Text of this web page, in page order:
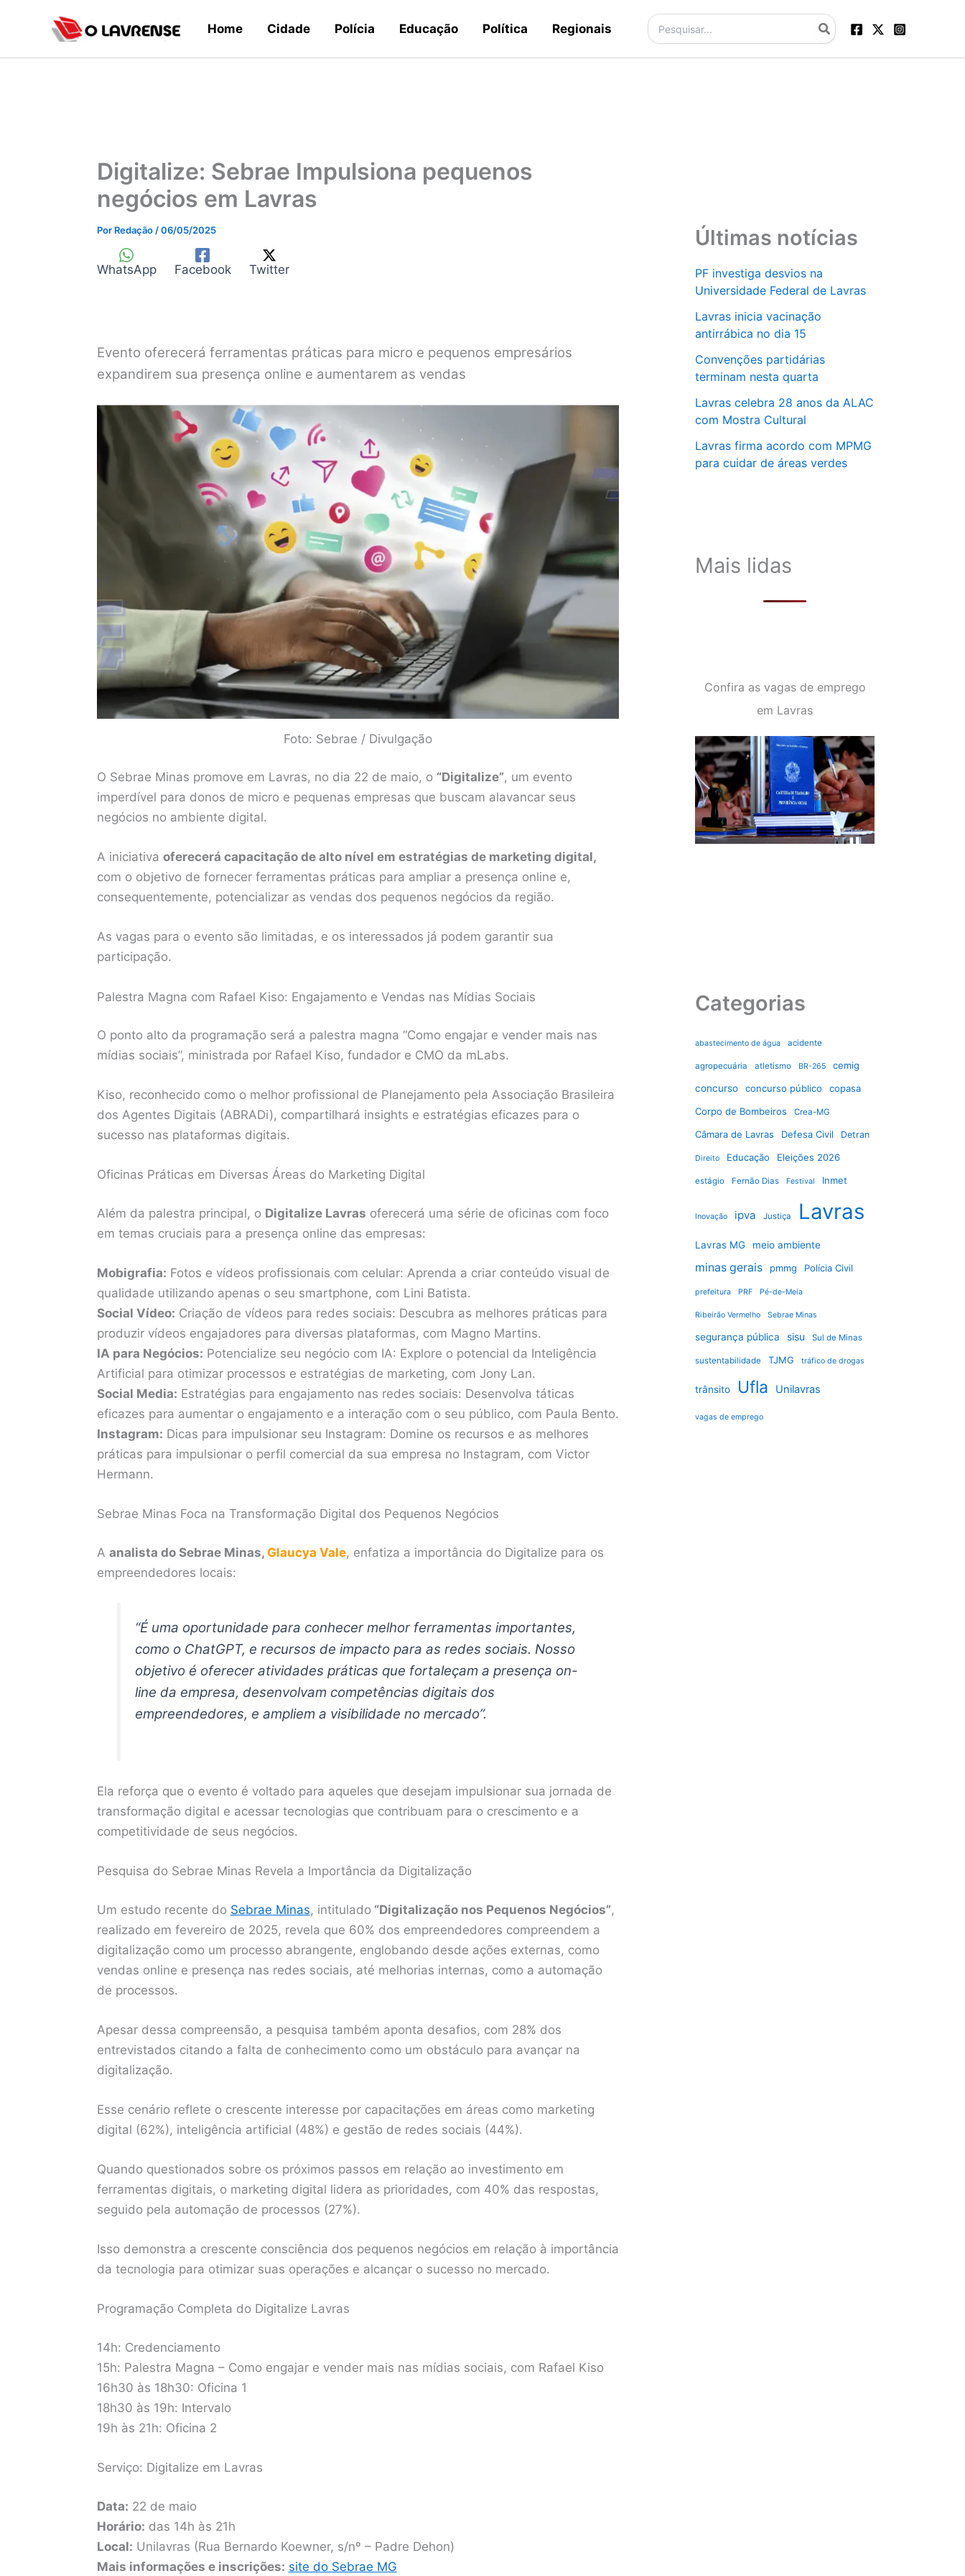
Home Cidade Polícia Educação Política Regionais
Procurar:
Digitalize: Sebrae Impulsiona pequenos
negócios em Lavras
Por Redação /06/05/2025
WhatsApp Facebook Twitter
Evento oferecerá ferramentas práticas para micro e pequenos empresários
expandirem sua presença online e aumentarem as vendas
Foto: Sebrae / Divulgação
O Sebrae Minas promove em Lavras, no dia 22 de maio, o “Digitalize”, um evento
imperdível para donos de micro e pequenas empresas que buscam alavancar seus
negócios no ambiente digital.
A iniciativa oferecerá capacitação de alto nível em estratégias de marketing digital,
com o objetivo de fornecer ferramentas práticas para ampliar a presença online e,
consequentemente, potencializar as vendas dos pequenos negócios da região.
As vagas para o evento são limitadas, e os interessados já podem garantir sua
participação.
Palestra Magna com Rafael Kiso: Engajamento e Vendas nas Mídias Sociais
O ponto alto da programação será a palestra magna “Como engajar e vender mais nas
mídias sociais”, ministrada por Rafael Kiso, fundador e CMO da mLabs.
Kiso, reconhecido como o melhor profissional de Planejamento pela Associação Brasileira
dos Agentes Digitais (ABRADi), compartilhará insights e estratégias eficazes para o
sucesso nas plataformas digitais.
Oficinas Práticas em Diversas Áreas do Marketing Digital
Além da palestra principal, o Digitalize Lavras oferecerá uma série de oficinas com foco
em temas cruciais para a presença online das empresas:
Mobigrafia: Fotos e vídeos profissionais com celular: Aprenda a criar conteúdo visual de
qualidade utilizando apenas o seu smartphone, com Lini Batista.
Social Vídeo: Criação de vídeos para redes sociais: Descubra as melhores práticas para
produzir vídeos engajadores para diversas plataformas, com Magno Martins.
IA para Negócios: Potencialize seu negócio com IA: Explore o potencial da Inteligência
Artificial para otimizar processos e estratégias de marketing, com Jony Lan.
Social Media: Estratégias para engajamento nas redes sociais: Desenvolva táticas
eficazes para aumentar o engajamento e a interação com o seu público, com Paula Bento.
Instagram: Dicas para impulsionar seu Instagram: Domine os recursos e as melhores
práticas para impulsionar o perfil comercial da sua empresa no Instagram, com Victor
Hermann.
Sebrae Minas Foca na Transformação Digital dos Pequenos Negócios
A analista do Sebrae Minas, Glaucya Vale, enfatiza a importância do Digitalize para os
empreendedores locais:
“É uma oportunidade para conhecer melhor ferramentas importantes,
como o ChatGPT, e recursos de impacto para as redes sociais. Nosso
objetivo é oferecer atividades práticas que fortaleçam a presença on-
line da empresa, desenvolvam competências digitais dos
empreendedores, e ampliem a visibilidade no mercado”.
Ela reforça que o evento é voltado para aqueles que desejam impulsionar sua jornada de
transformação digital e acessar tecnologias que contribuam para o crescimento e a
competitividade de seus negócios.
Pesquisa do Sebrae Minas Revela a Importância da Digitalização
Um estudo recente do Sebrae Minas, intitulado“Digitalização nos Pequenos Negócios”,
realizado em fevereiro de 2025, revela que 60% dos empreendedores compreendem a
digitalização como um processo abrangente, englobando desde ações externas, como
vendas online e presença nas redes sociais, até melhorias internas, como a automação
de processos.
Apesar dessa compreensão, a pesquisa também aponta desafios, com 28% dos
entrevistados citando a falta de conhecimento como um obstáculo para avançar na
digitalização.
Esse cenário reflete o crescente interesse por capacitações em áreas como marketing
digital (62%), inteligência artificial (48%) e gestão de redes sociais (44%).
Quando questionados sobre os próximos passos em relação ao investimento em
ferramentas digitais, o marketing digital lidera as prioridades, com 40% das respostas,
seguido pela automação de processos (27%).
Isso demonstra a crescente consciência dos pequenos negócios em relação à importância
da tecnologia para otimizar suas operações e alcançar o sucesso no mercado.
Programação Completa do Digitalize Lavras
14h: Credenciamento
15h: Palestra Magna – Como engajar e vender mais nas mídias sociais, com Rafael Kiso
16h30 às 18h30: Oficina 1
18h30 às 19h: Intervalo
19h às 21h: Oficina 2
Serviço: Digitalize em Lavras
Data: 22 de maio
Horário: das 14h às 21h
Local: Unilavras (Rua Bernardo Koewner, s/nº – Padre Dehon)
Mais informações e inscrições: site do Sebrae MG
Últimas notícias
PF investiga desvios na
Universidade Federal de Lavras
Lavras inicia vacinação
antirrábica no dia 15
Convenções partidárias
terminam nesta quarta
Lavras celebra 28 anos da ALAC
com Mostra Cultural
Lavras firma acordo com MPMG
para cuidar de áreas verdes
Mais lidas
Confira as vagas de emprego
em Lavras
Categorias
abastecimento de água acidente
agropecuária atletismo BR-265
cemig
concurso
concurso público
copasa
Corpo de Bombeiros
Crea-MG
Câmara de Lavras Defesa Civil Detran
Direito Educação Eleições 2026
estágio Fernão Dias Festival Inmet
Inovação ipva Justiça Lavras
Lavras MG meio ambiente
minas gerais pmmg Polícia Civil
prefeitura PRF Pé-de-Meia
Ribeirão Vermelho Sebrae Minas
segurança pública sisu Sul de Minas
sustentabilidade TJMG tráfico de drogas
trânsito Ufla Unilavras
vagas de emprego